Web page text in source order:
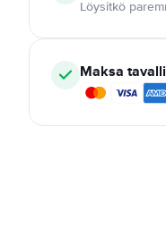
Löysitkö
Maksa